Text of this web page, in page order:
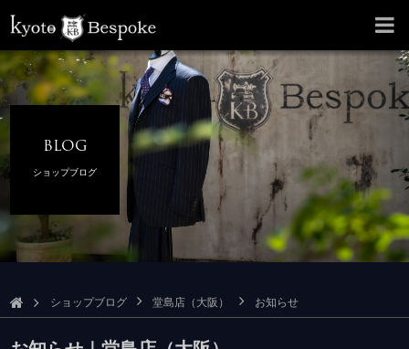
BLOG
ショップブログ
ショップブログ 堂島店（大阪） お知らせ